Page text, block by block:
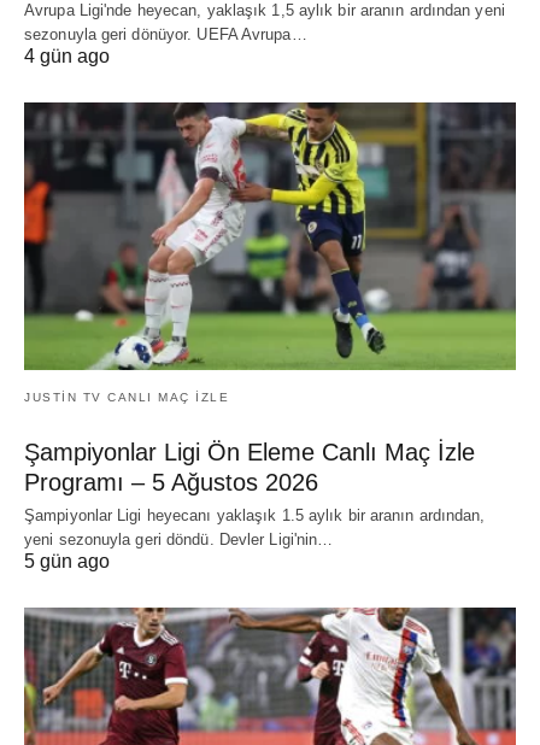
Avrupa Ligi'nde heyecan, yaklaşık 1,5 aylık bir aranın ardından yeni
sezonuyla geri dönüyor. UEFA Avrupa…
4 gün ago
JUSTIN TV CANLI MAÇ İZLE
Şampiyonlar Ligi Ön Eleme Canlı Maç İzle
Programı – 5 Ağustos 2026
Şampiyonlar Ligi heyecanı yaklaşık 1.5 aylık bir aranın ardından,
yeni sezonuyla geri döndü. Devler Ligi'nin…
5 gün ago